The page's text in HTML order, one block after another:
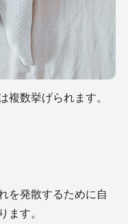
複数挙げられます。
を発散するために自
ます。